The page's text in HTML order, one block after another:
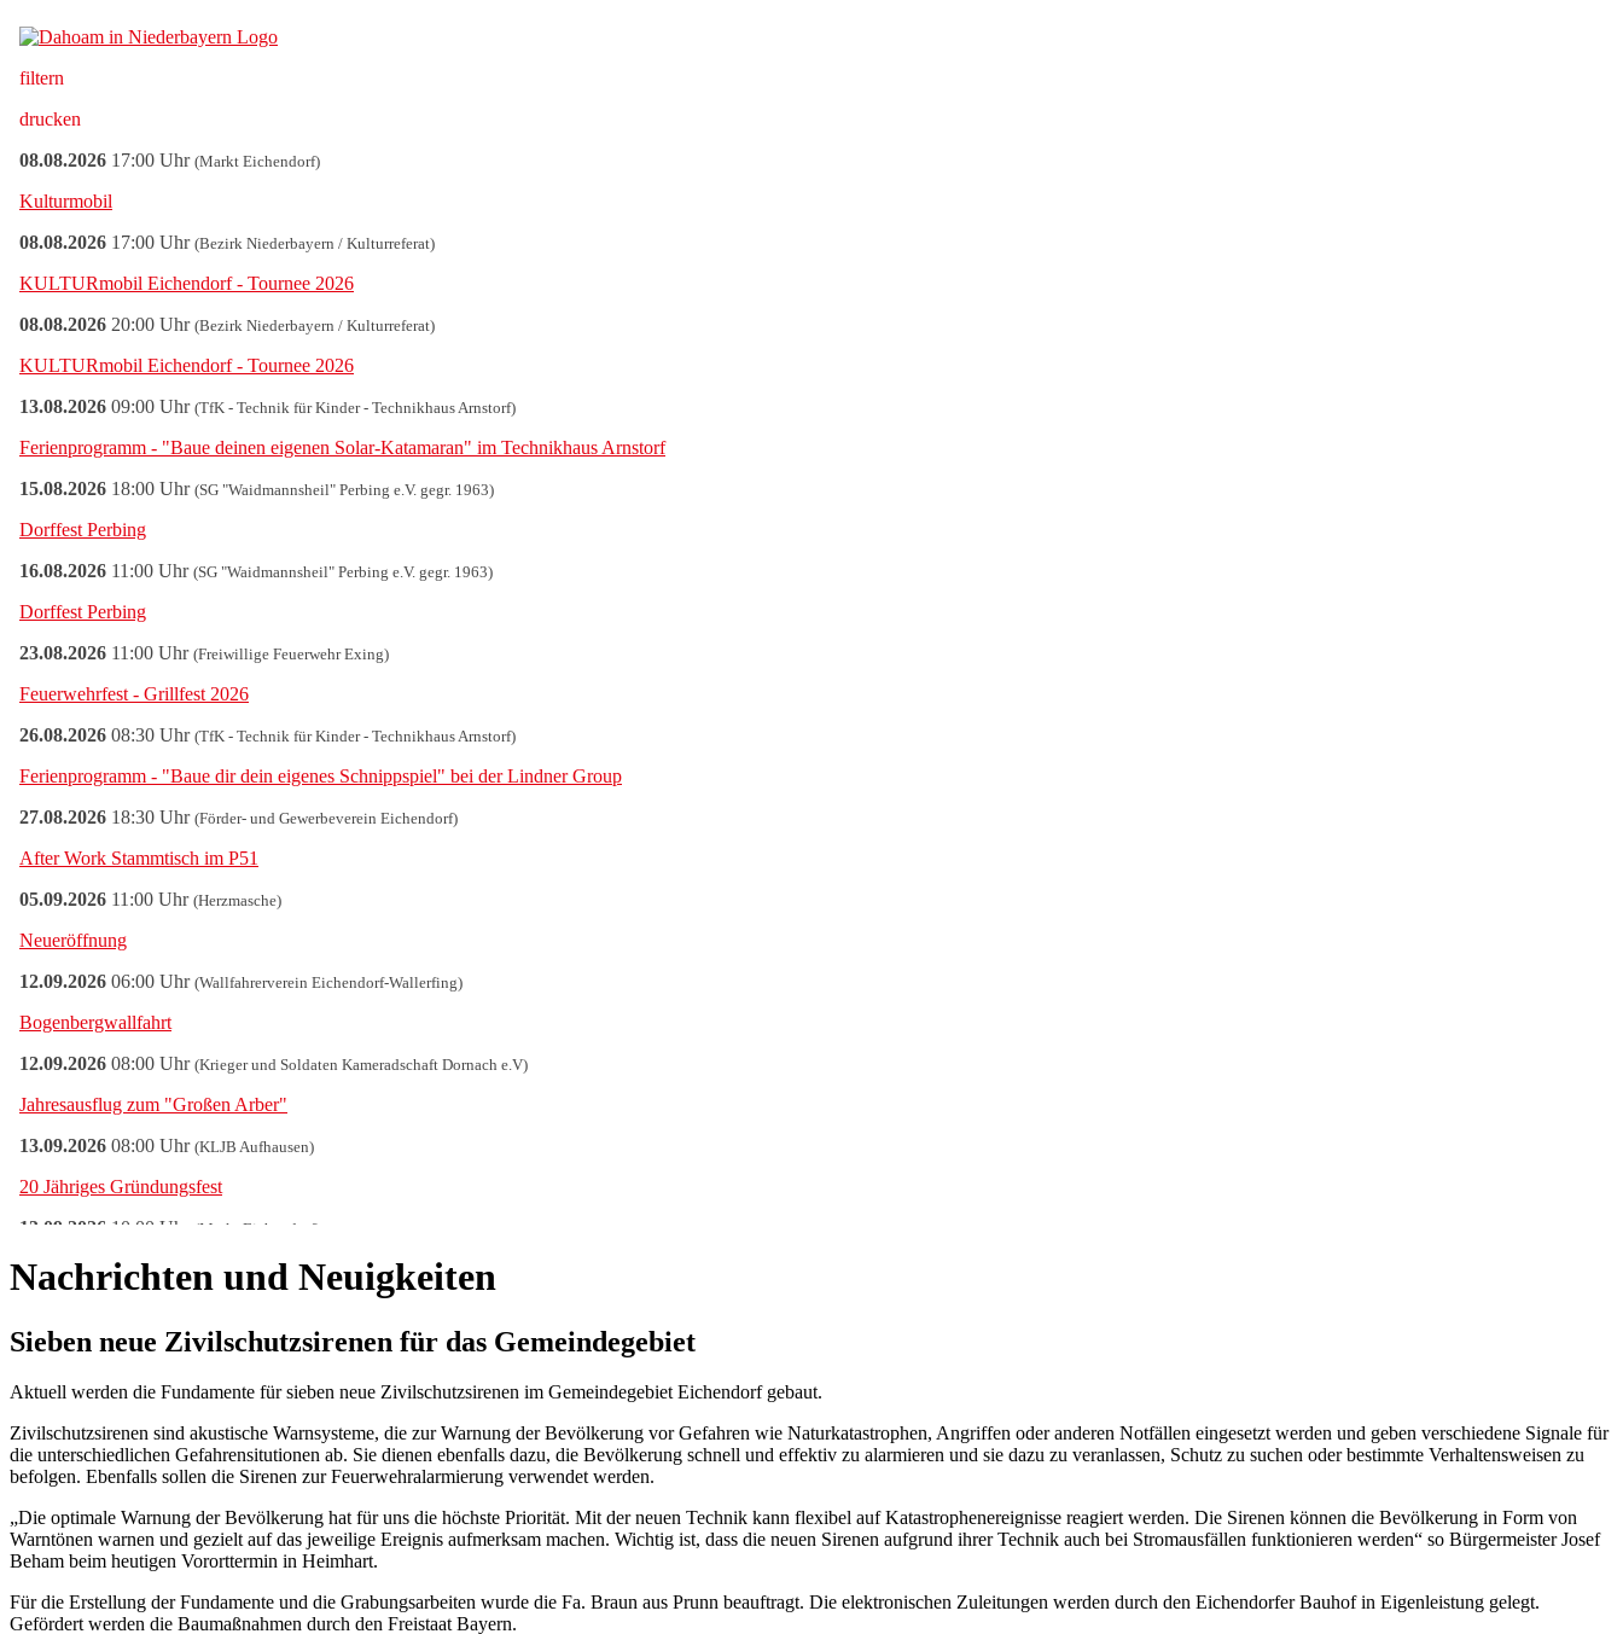
Nachrichten und Neuigkeiten
Sieben neue Zivilschutzsirenen für das Gemeindegebiet
Aktuell werden die Fundamente für sieben neue Zivilschutzsirenen im Gemeindegebiet Eichendorf gebaut.
Zivilschutzsirenen sind akustische Warnsysteme, die zur Warnung der Bevölkerung vor Gefahren wie Naturkatastrophen, Angriffen oder anderen Notfällen eingesetzt werden und geben verschiedene Signale für
die unterschiedlichen Gefahrensitutionen ab. Sie dienen ebenfalls dazu, die Bevölkerung schnell und effektiv zu alarmieren und sie dazu zu veranlassen, Schutz zu suchen oder bestimmte Verhaltensweisen zu
befolgen. Ebenfalls sollen die Sirenen zur Feuerwehralarmierung verwendet werden.
„Die optimale Warnung der Bevölkerung hat für uns die höchste Priorität. Mit der neuen Technik kann flexibel auf Katastrophenereignisse reagiert werden. Die Sirenen können die Bevölkerung in Form von
Warntönen warnen und gezielt auf das jeweilige Ereignis aufmerksam machen. Wichtig ist, dass die neuen Sirenen aufgrund ihrer Technik auch bei Stromausfällen funktionieren werden“ so Bürgermeister Josef
Beham beim heutigen Vororttermin in Heimhart.
Für die Erstellung der Fundamente und die Grabungsarbeiten wurde die Fa. Braun aus Prunn beauftragt. Die elektronischen Zuleitungen werden durch den Eichendorfer Bauhof in Eigenleistung gelegt.
Gefördert werden die Baumaßnahmen durch den Freistaat Bayern.